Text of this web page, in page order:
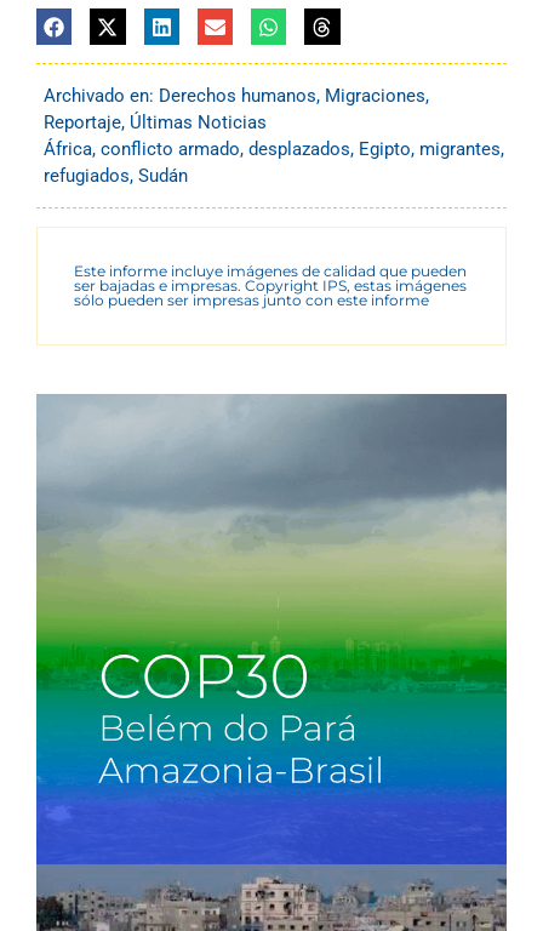
Archivado en: Derechos humanos, Migraciones,
Reportaje, Últimas Noticias
África, conflicto armado, desplazados, Egipto, migrantes,
refugiados, Sudán
Este informe incluye imágenes de calidad que pueden
ser bajadas e impresas. Copyright IPS, estas imágenes
sólo pueden ser impresas junto con este informe